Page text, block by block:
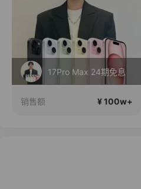
17Pro Max 24期免息
销售额 ¥ 100w+